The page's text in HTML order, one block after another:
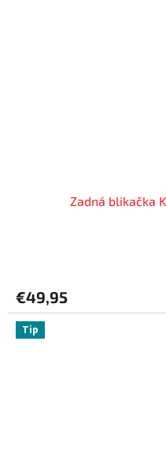
Zadná blikačka
€49,95
Tip